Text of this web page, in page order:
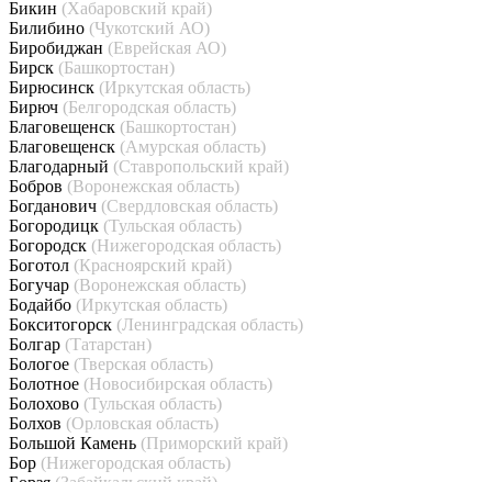
Бикин (Хабаровский край)
Билибино (Чукотский АО)
Биробиджан (Еврейская АО)
Бирск (Башкортостан)
Бирюсинск (Иркутская область)
Бирюч (Белгородская область)
Благовещенск (Башкортостан)
Благовещенск (Амурская область)
Благодарный (Ставропольский край)
Бобров (Воронежская область)
Богданович (Свердловская область)
Богородицк (Тульская область)
Богородск (Нижегородская область)
Боготол (Красноярский край)
Богучар (Воронежская область)
Бодайбо (Иркутская область)
Бокситогорск (Ленинградская область)
Болгар (Татарстан)
Бологое (Тверская область)
Болотное (Новосибирская область)
Болохово (Тульская область)
Болхов (Орловская область)
Большой Камень (Приморский край)
Бор (Нижегородская область)